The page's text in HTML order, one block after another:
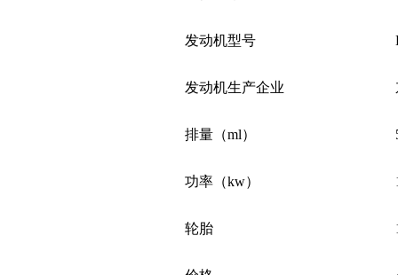
发动机型号
发动机生产企业
排量（ml）
功率（kw）
轮胎